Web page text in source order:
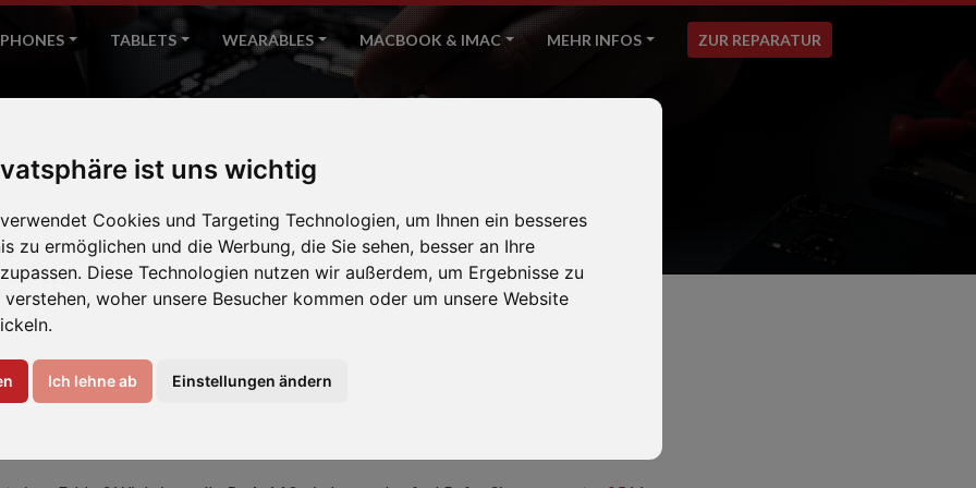
ist uns wichtig
Cookies und Targeting Technologien, um Ihnen ein besseres
zu ermöglichen und die Werbung, die Sie sehen, besser an Ihre
Diese Technologien nutzen wir außerdem, um Ergebnisse zu
verstehen, woher unsere Besucher kommen oder um unsere Website
Ich lehne ab Einstellungen ändern
TABLETS WEARABLES MACBOOK & IMAC MEHR INFOS ZUR REPARATUR